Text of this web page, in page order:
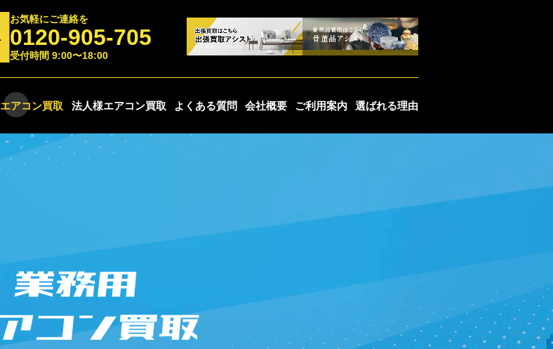
アコン買取 法人様エアコン買取 よくある質問 会社概要 ご利用案内 選ばれる理由
お気軽にご連絡を
0120-905-705
受付時間 9:00〜18:00